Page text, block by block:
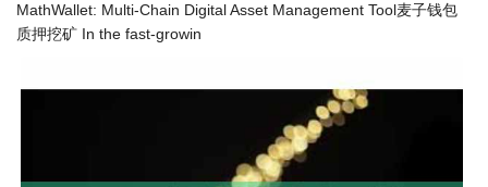
MathWallet: Multi-Chain Digital Asset Management Tool麦子钱包
质押挖矿 In the fast-growin